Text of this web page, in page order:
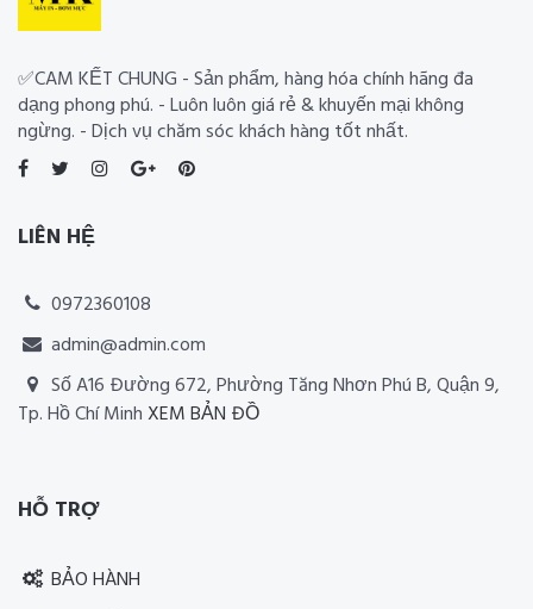
✅CAM KẾT CHUNG - Sản phẩm, hàng hóa chính hãng đa
dạng phong phú. - Luôn luôn giá rẻ & khuyến mại không
ngừng. - Dịch vụ chăm sóc khách hàng tốt nhất.
LIÊN HỆ
0972360108
admin@admin.com
Số A16 Đường 672, Phường Tăng Nhơn Phú B, Quận 9,
Tp. Hồ Chí Minh XEM BẢN ĐỒ
HỖ TRỢ
BẢO HÀNH